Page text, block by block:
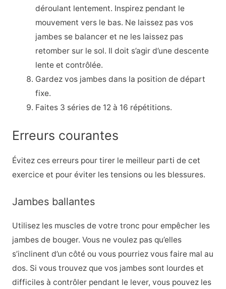
déroulant lentement. Inspirez pendant le
mouvement vers le bas. Ne laissez pas vos
jambes se balancer et ne les laissez pas
retomber sur le sol. Il doit s’agir d’une descente
lente et contrôlée.
Gardez vos jambes dans la position de départ
fixe.
Faites 3 séries de 12 à 16 répétitions.
Erreurs courantes
Évitez ces erreurs pour tirer le meilleur parti de cet
exercice et pour éviter les tensions ou les blessures.
Jambes ballantes
Utilisez les muscles de votre tronc pour empêcher les
jambes de bouger. Vous ne voulez pas qu’elles
s’inclinent d’un côté ou vous pourriez vous faire mal au
dos. Si vous trouvez que vos jambes sont lourdes et
difficiles à contrôler pendant le lever, vous pouvez les